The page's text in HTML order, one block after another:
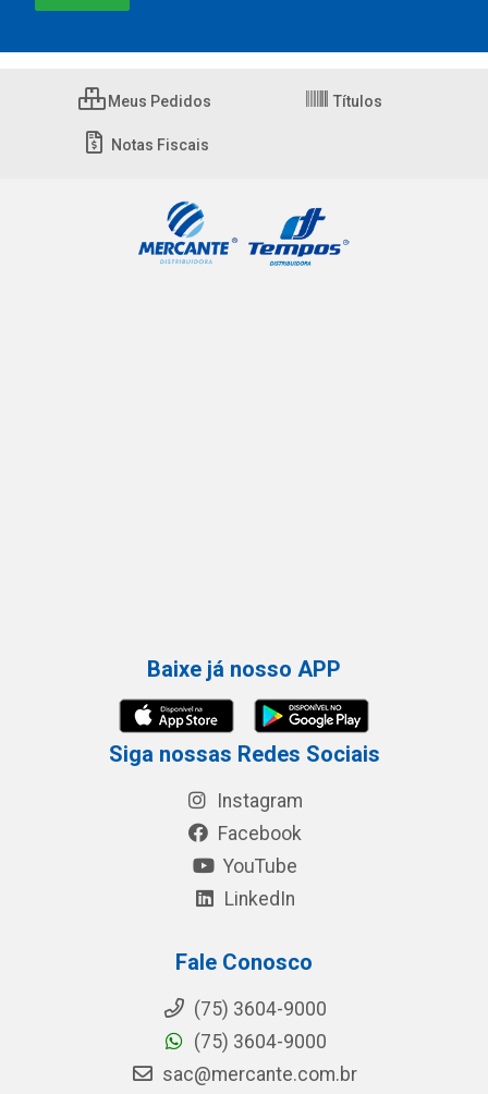
Meus Pedidos Títulos
Notas Fiscais
Baixe já nosso APP
Siga nossas Redes Sociais
Instagram
Facebook
YouTube
LinkedIn
Fale Conosco
(75) 3604-9000
(75) 3604-9000
sac@mercante.com.br